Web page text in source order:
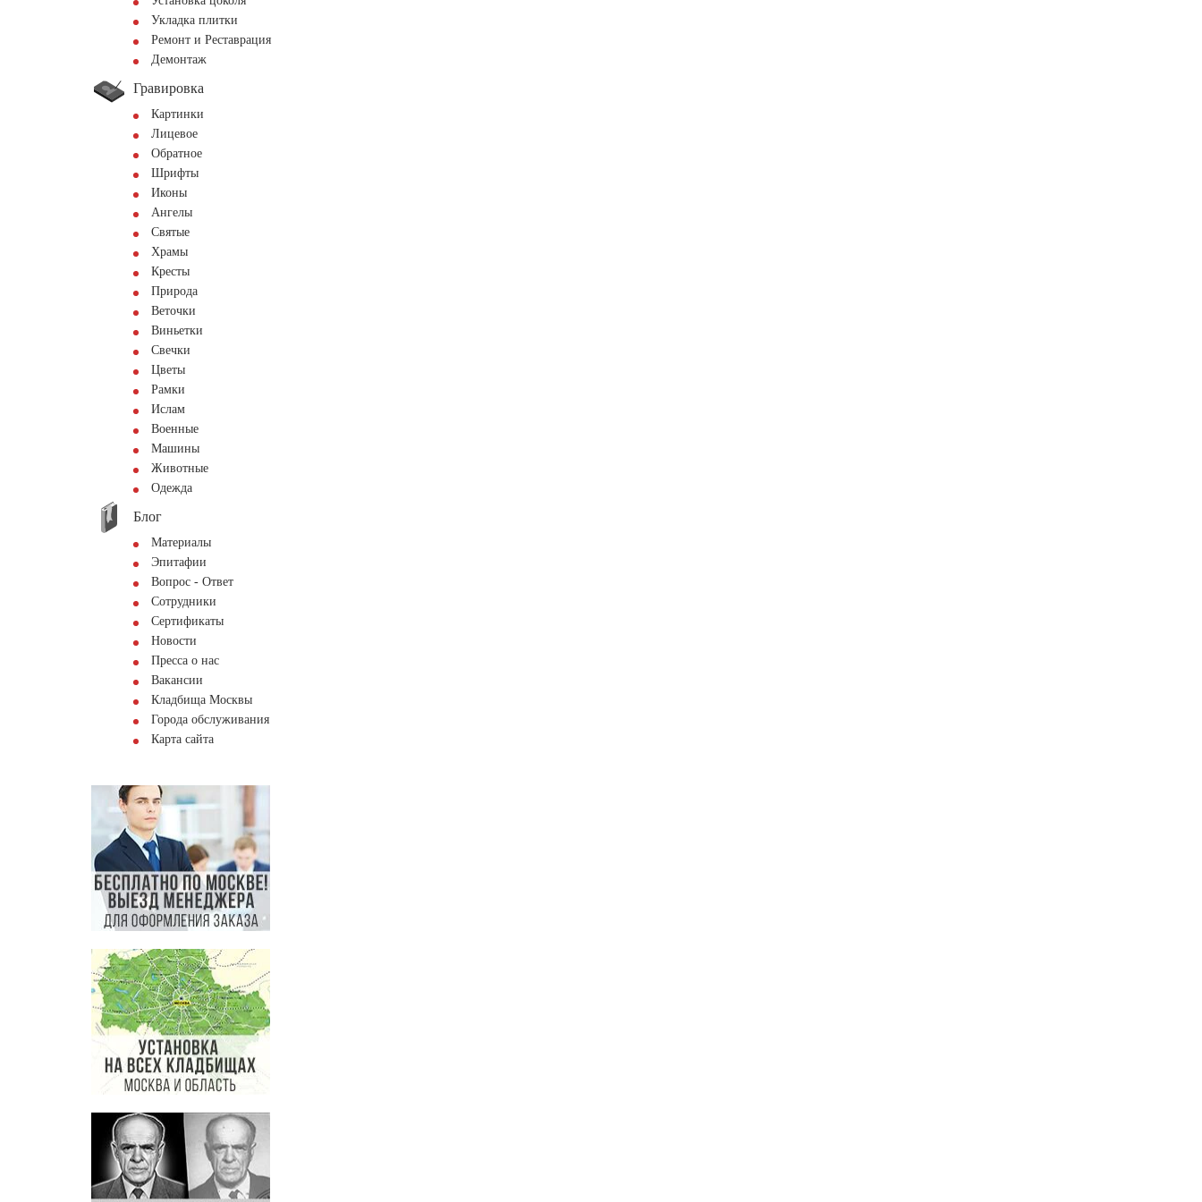
Укладка плитки
Ремонт и Реставрация
Демонтаж
Гравировка
Картинки
Лицевое
Обратное
Шрифты
Иконы
Ангелы
Святые
Храмы
Кресты
Природа
Веточки
Виньетки
Свечки
Цветы
Рамки
Ислам
Военные
Машины
Животные
Одежда
Блог
Материалы
Эпитафии
Вопрос - Ответ
Сотрудники
Сертификаты
Новости
Пресса о нас
Вакансии
Кладбища Москвы
Города обслуживания
Карта сайта